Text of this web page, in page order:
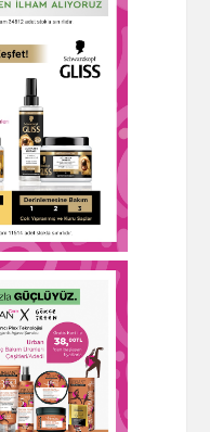
uygulamamız ile en
indirimlerden ilk sizin
haberiniz olsun.